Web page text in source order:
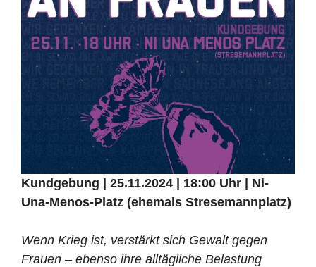
Kundgebung | 25.11.2024 | 18:00 Uhr | Ni-
Una-Menos-Platz (ehemals Stresemannplatz)
Wenn Krieg ist, verstärkt sich Gewalt gegen
Frauen – ebenso ihre alltägliche Belastung